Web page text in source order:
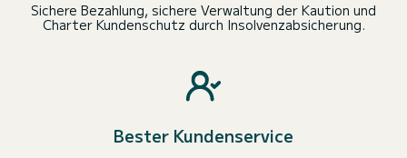
Sichere Bezahlung, sichere Verwaltung der Kaution und
Charter Kundenschutz durch Insolvenzabsicherung.
Bester Kundenservice